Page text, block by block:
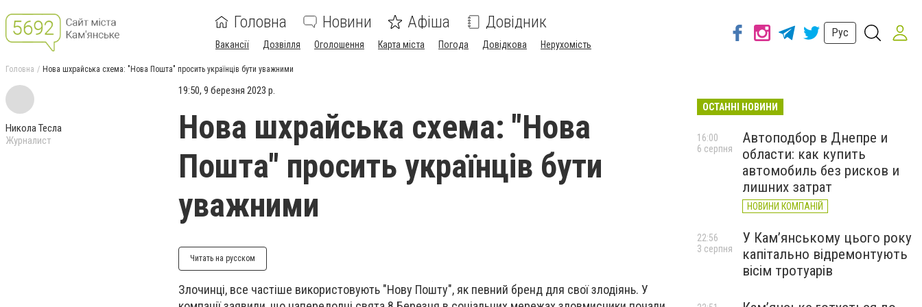
Головна Новини Афіша Довідник
Вакансії Дозвілля Оголошення Карта міста Погода Довідкова Нерухомість
Рус
Головна Нова шхрайська схема: "Нова Пошта" просить українців бути уважними
Никола Тесла
Журналист
19:50, 9 березня 2023 р.
Нова шхрайська схема: "Нова
Пошта" просить українців бути
уважними
Читать на русском
Злочинці, все частіше використовують "Нову Пошту", як певний бренд для свої злодіянь. У
ОСТАННІ НОВИНИ
Автоподбор в Днепре и
области: как купить
автомобиль без рисков и
лишних затрат
НОВИНИ КОМПАНІЙ
16:00
6 серпня
У Кам’янському цього року
капітально відремонтують
вісім тротуарів
22:56
3 серпня